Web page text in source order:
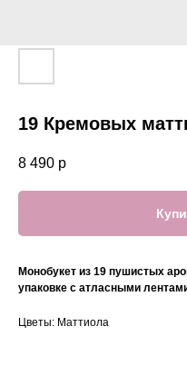
19 Кремовых
8 490 р
Монобукет из 19 пушистых
упаковке с атласными
Цветы: Маттиола